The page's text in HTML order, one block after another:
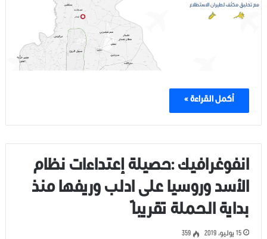
أكمل القراءة »
انفوغرافيك :حصيلة إعتداءات نظام
الأسد وروسيا على ادلب وريفها منذ
بداية الحملة تقريباً
15 يوليو، 2019 359